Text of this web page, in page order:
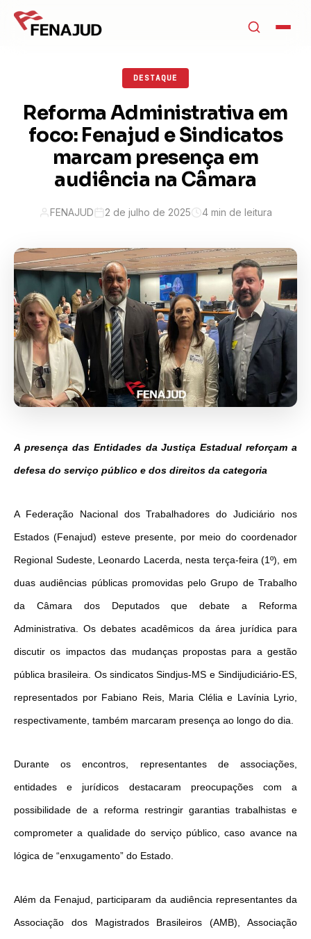
DESTAQUE
Reforma Administrativa em
foco: Fenajud e Sindicatos
marcam presença em
audiência na Câmara
FENAJUD 2 de julho de 2025 4 min de leitura
A presença das Entidades da Justiça Estadual reforçam a
defesa do serviço público e dos direitos da categoria
A Federação Nacional dos Trabalhadores do Judiciário nos
Estados (Fenajud) esteve presente, por meio do coordenador
Regional Sudeste, Leonardo Lacerda, nesta terça-feira (1º), em
duas audiências públicas promovidas pelo Grupo de Trabalho
da Câmara dos Deputados que debate a Reforma
Administrativa. Os debates acadêmicos da área jurídica para
discutir os impactos das mudanças propostas para a gestão
pública brasileira. Os sindicatos Sindjus-MS e Sindijudiciário-ES,
representados por Fabiano Reis, Maria Clélia e Lavínia Lyrio,
respectivamente, também marcaram presença ao longo do dia.
Durante os encontros, representantes de associações,
entidades e jurídicos destacaram preocupações com a
possibilidade de a reforma restringir garantias trabalhistas e
comprometer a qualidade do serviço público, caso avance na
lógica de “enxugamento” do Estado.
Além da Fenajud, participaram da audiência representantes da
Associação dos Magistrados Brasileiros (AMB), Associação